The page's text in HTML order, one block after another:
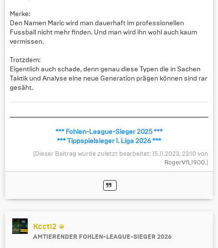
Merke:
Den Namen Maric wird man dauerhaft im professionellen
Fussball nicht mehr finden. Und man wird ihn wohl auch kaum
vermissen.
Trotzdem:
Eigentlich auch schade, denn genau diese Typen die in Sachen
Taktik und Analyse eine neue Generation prägen können sind rar
gesäht.
*** Fohlen-League-Sieger 2025 ***
*** Tippspielsieger 1. Liga 2026 ***
(Dieser Beitrag wurde zuletzt bearbeitet: 15.11.2023, 23:10 von
RogerVfL1900.)
Kcct12
AMTIERENDER FOHLEN-LEAGUE-SIEGER 2026